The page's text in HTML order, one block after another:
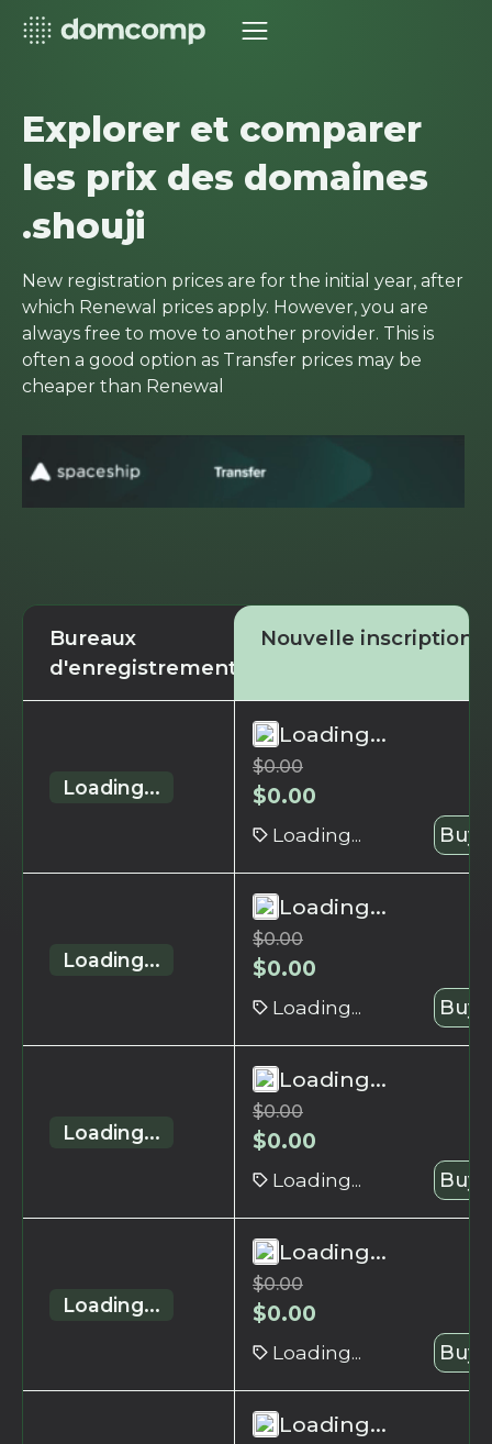
Explorer et comparer
les prix des domaines
.shouji
New registration prices are for the initial year, after
which Renewal prices apply. However, you are
always free to move to another provider. This is
often a good option as Transfer prices may be
cheaper than Renewal
Bureaux
d'enregistrement
Nouvelle inscription
Loading...
Loading...
$0.00
$0.00
Loading... Buy
Loading...
Loading...
$0.00
$0.00
Loading... Buy
Loading...
Loading...
$0.00
$0.00
Loading... Buy
Loading...
Loading...
$0.00
$0.00
Loading... Buy
Loading...